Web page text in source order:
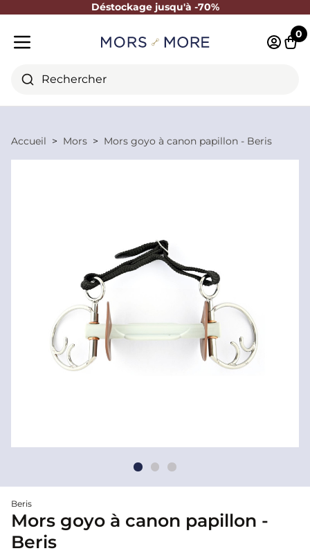
Déstockage jusqu'à -70%
Fermer
Rechercher
0
Accueil Mors Mors goyo à canon papillon - Beris
Beris
Mors goyo à canon papillon -
Beris